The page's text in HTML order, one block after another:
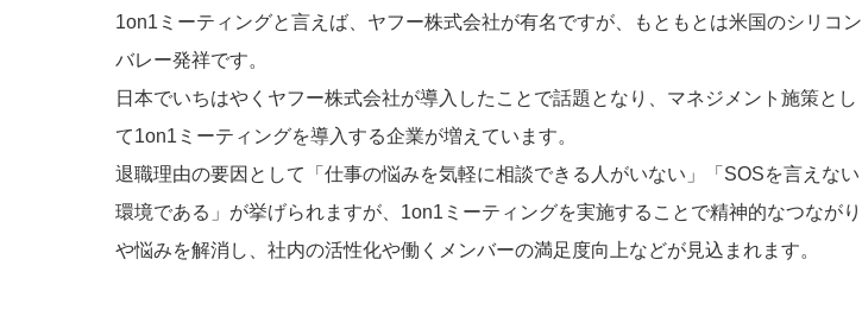
1on1ミーティングと言えば、ヤフー株式会社が有名ですが、もともとは米国のシリコン
バレー発祥です。
日本でいちはやくヤフー株式会社が導入したことで話題となり、マネジメント施策とし
て1on1ミーティングを導入する企業が増えています。
退職理由の要因として「仕事の悩みを気軽に相談できる人がいない」「SOSを言えない
環境である」が挙げられますが、1on1ミーティングを実施することで精神的なつながり
や悩みを解消し、社内の活性化や働くメンバーの満足度向上などが見込まれます。